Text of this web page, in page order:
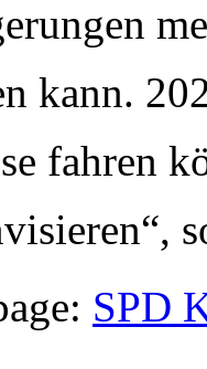
kann.
fahren
SPD